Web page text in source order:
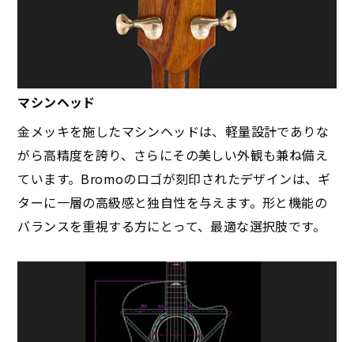
マシンヘッド
金メッキを施したマシンヘッドは、軽量設計でありな
がら高精度を誇り、さらにその美しい外観も兼ね備え
ています。Bromoのロゴが刻印されたデザインは、ギ
ターに一層の高級感と独自性を与えます。形と機能の
バランスを重視する方にとって、最適な選択肢です。